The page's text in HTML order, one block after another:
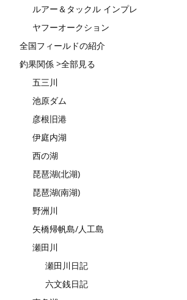
ルアー＆タックル インプレ
ヤフーオークション
全国フィールドの紹介
釣果関係 >全部見る
五三川
池原ダム
彦根旧港
伊庭内湖
西の湖
琵琶湖(北湖)
琵琶湖(南湖)
野洲川
矢橋帰帆島/人工島
瀬田川
瀬田川日記
六文銭日記